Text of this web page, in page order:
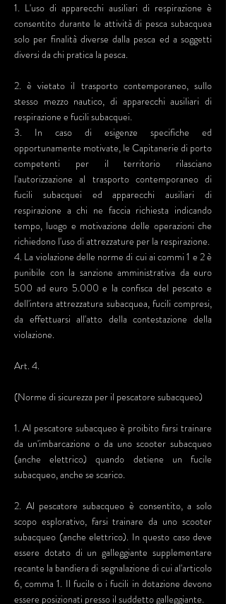
1. L'uso di apparecchi ausiliari di respirazione è
consentito durante le attività di pesca subacquea
solo per finalità diverse dalla pesca ed a soggetti
diversi da chi pratica la pesca.
2. è vietato il trasporto contemporaneo, sullo
stesso mezzo nautico, di apparecchi ausiliari di
respirazione e fucili subacquei.
3. In caso di esigenze specifiche ed
opportunamente motivate, le Capitanerie di porto
competenti per il territorio rilasciano
l'autorizzazione al trasporto contemporaneo di
fucili subacquei ed apparecchi ausiliari di
respirazione a chi ne faccia richiesta indicando
tempo, luogo e motivazione delle operazioni che
richiedono l'uso di attrezzature per la respirazione.
4. La violazione delle norme di cui ai commi 1 e 2 è
punibile con la sanzione amministrativa da euro
500 ad euro 5.000 e la confisca del pescato e
dell'intera attrezzatura subacquea, fucili compresi,
da effettuarsi all'atto della contestazione della
violazione.
Art. 4.
(Norme di sicurezza per il pescatore subacqueo)
1. Al pescatore subacqueo è proibito farsi trainare
da un'imbarcazione o da uno scooter subacqueo
(anche elettrico) quando detiene un fucile
subacqueo, anche se scarico.
2. Al pescatore subacqueo è consentito, a solo
scopo esplorativo, farsi trainare da uno scooter
subacqueo (anche elettrico). In questo caso deve
essere dotato di un galleggiante supplementare
recante la bandiera di segnalazione di cui al'articolo
6, comma 1. Il fucile o i fucili in dotazione devono
essere posizionati presso il suddetto galleggiante.